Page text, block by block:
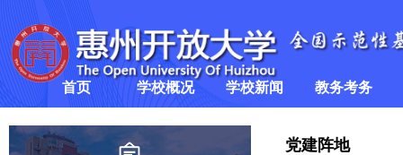
首页 学校概况
学校简介
学校新闻
学校要闻
教务考务
>
党建阵地